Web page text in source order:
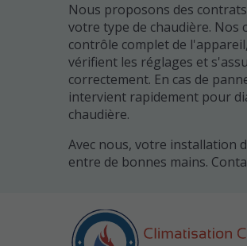
Nous proposons des
votre type de chaudière.
contrôle complet de
vérifient les réglages et
correctement. En cas de
intervient rapidement pour
chaudière.
Avec nous, votre installation
entre de bonnes mains.